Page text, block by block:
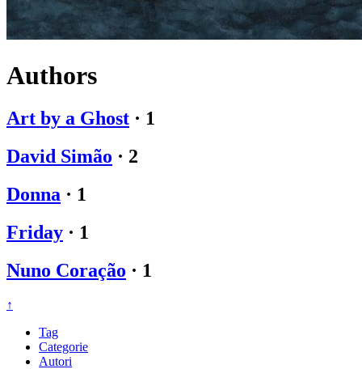
Authors
Art by a Ghost · 1
David Simão · 2
Donna · 1
Friday · 1
Nuno Coração · 1
↑
Tag
Categorie
Autori